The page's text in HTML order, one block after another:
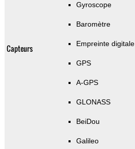
Capteurs
Gyroscope
Baromètre
Empreinte digitale
GPS
A-GPS
GLONASS
BeiDou
Galileo